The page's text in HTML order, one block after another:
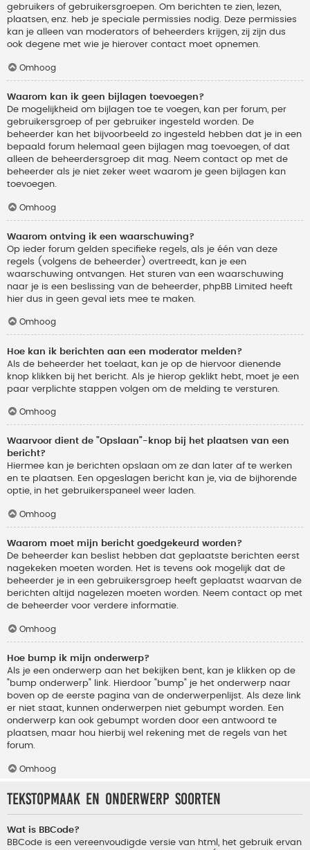
gebruikers of gebruikersgroepen. Om berichten te zien, lezen,
plaatsen, enz. heb je speciale permissies nodig. Deze permissies
kan je alleen van moderators of beheerders krijgen, zij zijn dus
ook degene met wie je hierover contact moet opnemen.
Omhoog
Waarom kan ik geen bijlagen toevoegen?
De mogelijkheid om bijlagen toe te voegen, kan per forum, per
gebruikersgroep of per gebruiker ingesteld worden. De
beheerder kan het bijvoorbeeld zo ingesteld hebben dat je in een
bepaald forum helemaal geen bijlagen mag toevoegen, of dat
alleen de beheerdersgroep dit mag. Neem contact op met de
beheerder als je niet zeker weet waarom je geen bijlagen kan
toevoegen.
Omhoog
Waarom ontving ik een waarschuwing?
Op ieder forum gelden specifieke regels, als je één van deze
regels (volgens de beheerder) overtreedt, kan je een
waarschuwing ontvangen. Het sturen van een waarschuwing
naar je is een beslissing van de beheerder, phpBB Limited heeft
hier dus in geen geval iets mee te maken.
Omhoog
Hoe kan ik berichten aan een moderator melden?
Als de beheerder het toelaat, kan je op de hiervoor dienende
knop klikken bij het bericht. Als je hierop geklikt hebt, moet je een
paar verplichte stappen volgen om de melding te versturen.
Omhoog
Waarvoor dient de "Opslaan"-knop bij het plaatsen van een
bericht?
Hiermee kan je berichten opslaan om ze dan later af te werken
en te plaatsen. Een opgeslagen bericht kan je, via de bijhorende
optie, in het gebruikerspaneel weer laden.
Omhoog
Waarom moet mijn bericht goedgekeurd worden?
De beheerder kan beslist hebben dat geplaatste berichten eerst
nagekeken moeten worden. Het is tevens ook mogelijk dat de
beheerder je in een gebruikersgroep heeft geplaatst waarvan de
berichten altijd nagelezen moeten worden. Neem contact op met
de beheerder voor verdere informatie.
Omhoog
Hoe bump ik mijn onderwerp?
Als je een onderwerp aan het bekijken bent, kan je klikken op de
"bump onderwerp" link. Hierdoor "bump" je het onderwerp naar
boven op de eerste pagina van de onderwerpenlijst. Als deze link
er niet staat, kunnen onderwerpen niet gebumpt worden. Een
onderwerp kan ook gebumpt worden door een antwoord te
plaatsen, maar hou hierbij wel rekening met de regels van het
forum.
Omhoog
Tekstopmaak en onderwerp soorten
Wat is BBCode?
BBCode is een vereenvoudigde versie van html, het gebruik ervan